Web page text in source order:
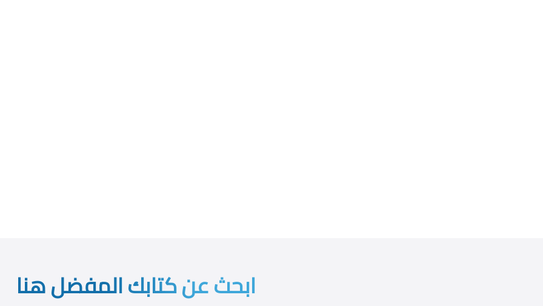
ابحث عن كتابك المفضل هنا